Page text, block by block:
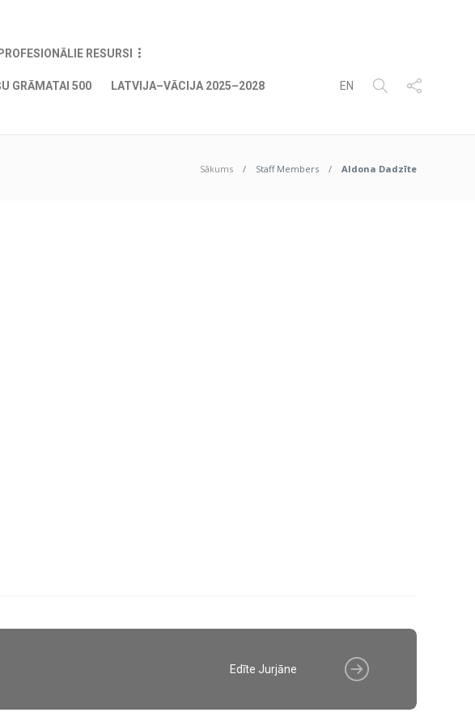
PROFESIONĀLIE RESURSI
GRĀMATAI 500 LATVIJA–VĀCIJA 2025–2028 EN
Sākums Staff Members Aldona Dadzīte
Edīte Jurjāne